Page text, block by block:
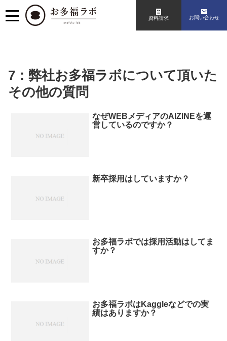
資料請求 お問い合わせ
7：弊社お多福ラボについて頂いた
その他の質問
なぜWEBメディアのAIZINEを運
営しているのですか？
新卒採用はしていますか？
お多福ラボでは採用活動はしてま
すか？
お多福ラボはKaggleなどでの実
績はありますか？